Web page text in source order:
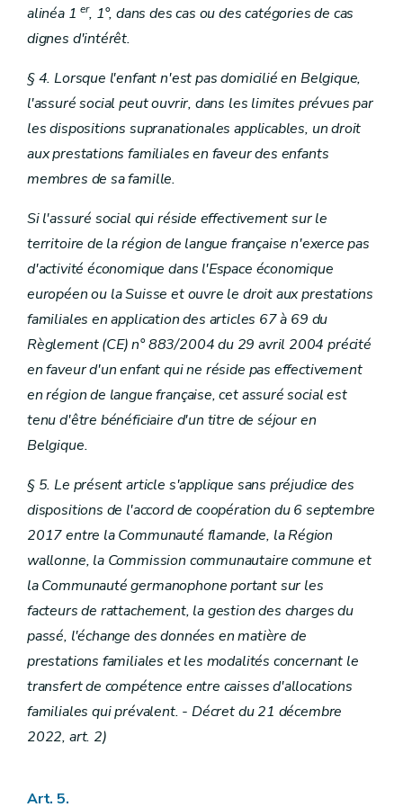
alinéa 1er, 1°, dans des cas ou des catégories de cas
dignes d'intérêt.
§ 4. Lorsque l'enfant n'est pas domicilié en Belgique,
l'assuré social peut ouvrir, dans les limites prévues par
les dispositions supranationales applicables, un droit
aux prestations familiales en faveur des enfants
membres de sa famille.
Si l'assuré social qui réside effectivement sur le
territoire de la région de langue française n'exerce pas
d'activité économique dans l'Espace économique
européen ou la Suisse et ouvre le droit aux prestations
familiales en application des articles 67 à 69 du
Règlement (CE) n° 883/2004 du 29 avril 2004 précité
en faveur d'un enfant qui ne réside pas effectivement
en région de langue française, cet assuré social est
tenu d'être bénéficiaire d'un titre de séjour en
Belgique.
§ 5. Le présent article s'applique sans préjudice des
dispositions de l'accord de coopération du 6 septembre
2017 entre la Communauté flamande, la Région
wallonne, la Commission communautaire commune et
la Communauté germanophone portant sur les
facteurs de rattachement, la gestion des charges du
passé, l'échange des données en matière de
prestations familiales et les modalités concernant le
transfert de compétence entre caisses d'allocations
familiales qui prévalent. - Décret du 21 décembre
2022, art. 2)
Art. 5.